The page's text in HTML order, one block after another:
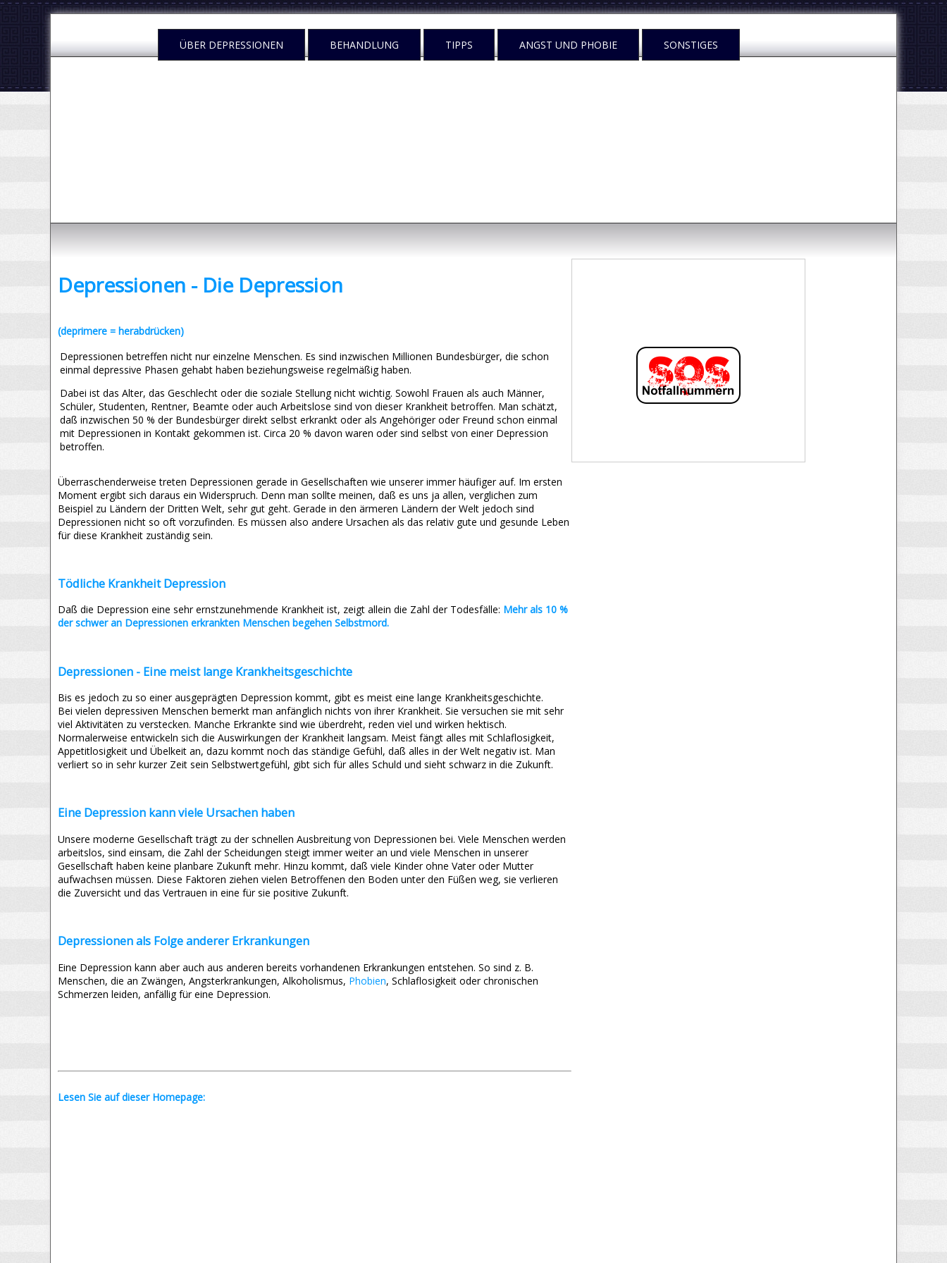
.
ÜBER DEPRESSIONEN BEHANDLUNG TIPPS ANGST UND PHOBIE SONSTIGES
Depressionen - Die Depression
(deprimere = herabdrücken)
Depressionen betreffen nicht nur einzelne Menschen. Es sind inzwischen Millionen Bundesbürger, die schon
einmal depressive Phasen gehabt haben beziehungsweise regelmäßig haben.
Dabei ist das Alter, das Geschlecht oder die soziale Stellung nicht wichtig. Sowohl Frauen als auch Männer,
Schüler, Studenten, Rentner, Beamte oder auch Arbeitslose sind von dieser Krankheit betroffen. Man schätzt,
daß inzwischen 50 % der Bundesbürger direkt selbst erkrankt oder als Angehöriger oder Freund schon einmal
mit Depressionen in Kontakt gekommen ist. Circa 20 % davon waren oder sind selbst von einer Depression
betroffen.
Überraschenderweise treten Depressionen gerade in Gesellschaften wie unserer immer häufiger auf. Im ersten
Moment ergibt sich daraus ein Widerspruch. Denn man sollte meinen, daß es uns ja allen, verglichen zum
Beispiel zu Ländern der Dritten Welt, sehr gut geht. Gerade in den ärmeren Ländern der Welt jedoch sind
Depressionen nicht so oft vorzufinden. Es müssen also andere Ursachen als das relativ gute und gesunde Leben
für diese Krankheit zuständig sein.
Tödliche Krankheit Depression
Daß die Depression eine sehr ernstzunehmende Krankheit ist, zeigt allein die Zahl der Todesfälle: Mehr als 10 %
der schwer an Depressionen erkrankten Menschen begehen Selbstmord.
Depressionen - Eine meist lange Krankheitsgeschichte
Bis es jedoch zu so einer ausgeprägten Depression kommt, gibt es meist eine lange Krankheitsgeschichte.
Bei vielen depressiven Menschen bemerkt man anfänglich nichts von ihrer Krankheit. Sie versuchen sie mit sehr
viel Aktivitäten zu verstecken. Manche Erkrankte sind wie überdreht, reden viel und wirken hektisch.
Normalerweise entwickeln sich die Auswirkungen der Krankheit langsam. Meist fängt alles mit Schlaflosigkeit,
Appetitlosigkeit und Übelkeit an, dazu kommt noch das ständige Gefühl, daß alles in der Welt negativ ist. Man
verliert so in sehr kurzer Zeit sein Selbstwertgefühl, gibt sich für alles Schuld und sieht schwarz in die Zukunft.
Eine Depression kann viele Ursachen haben
Unsere moderne Gesellschaft trägt zu der schnellen Ausbreitung von Depressionen bei. Viele Menschen werden
arbeitslos, sind einsam, die Zahl der Scheidungen steigt immer weiter an und viele Menschen in unserer
Gesellschaft haben keine planbare Zukunft mehr. Hinzu kommt, daß viele Kinder ohne Vater oder Mutter
aufwachsen müssen. Diese Faktoren ziehen vielen Betroffenen den Boden unter den Füßen weg, sie verlieren
die Zuversicht und das Vertrauen in eine für sie positive Zukunft.
Depressionen als Folge anderer Erkrankungen
Eine Depression kann aber auch aus anderen bereits vorhandenen Erkrankungen entstehen. So sind z. B.
Menschen, die an Zwängen, Angsterkrankungen, Alkoholismus, Phobien, Schlaflosigkeit oder chronischen
Schmerzen leiden, anfällig für eine Depression.
Lesen Sie auf dieser Homepage: